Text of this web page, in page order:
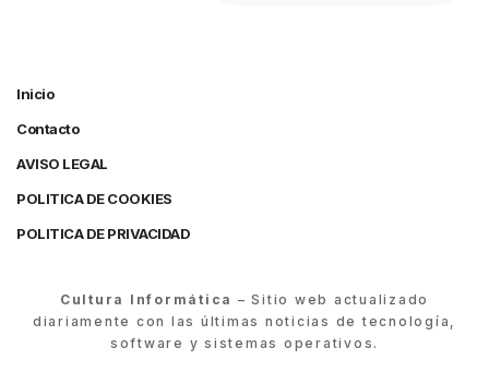
Inicio
Contacto
AVISO LEGAL
POLITICA DE COOKIES
POLITICA DE PRIVACIDAD
Cultura Informática – Sitio web actualizado
diariamente con las últimas noticias de tecnología,
software y sistemas operativos.